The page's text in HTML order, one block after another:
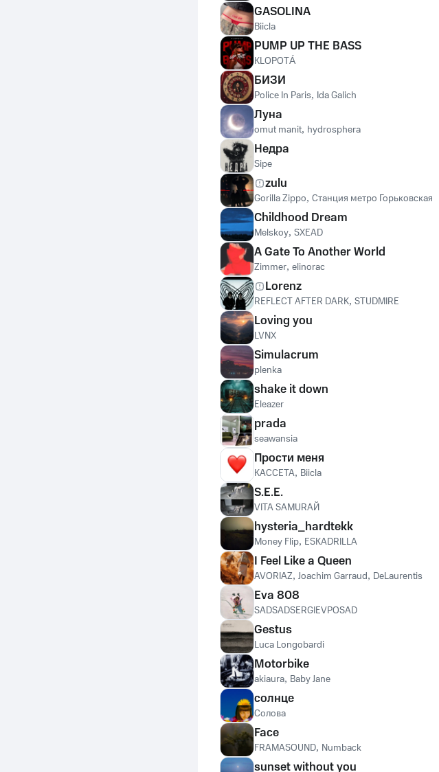
GASOLINA
Biicla
PUMP UP THE BASS
KLOPOTÁ
БИЗИ
Police In Paris, Ida Galich
Луна
omut manit, hydrosphera
Недра
Sipe
zulu
Gorilla Zippo, Станция метро Горьковская
Childhood Dream
Melskoy, SXEAD
A Gate To Another World
Zimmer, elinorac
Lorenz
REFLECT AFTER DARK, STUDMIRE
Loving you
LVNX
Simulacrum
plenka
shake it down
Eleazer
prada
seawansia
Прости меня
КАССЕТА, Biicla
S.E.E.
VITA SAMURAЙ
hysteria_hardtekk
Money Flip, ESKADRILLA
I Feel Like a Queen
AVORIAZ, Joachim Garraud, DeLaurentis
Eva 808
SADSADSERGIEVPOSAD
Gestus
Luca Longobardi
Motorbike
akiaura, Baby Jane
солнце
Солова
Face
FRAMASOUND, Numback
sunset without you